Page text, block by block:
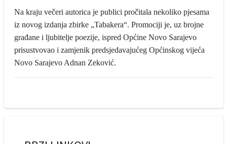
Na kraju večeri autorica je publici pročitala nekoliko pjesama
iz novog izdanja zbirke „Tabakera“. Promociji je, uz brojne
građane i ljubitelje poezije, ispred Općine Novo Sarajevo
prisustvovao i zamjenik predsjedavajućeg Općinskog vijeća
Novo Sarajevo Adnan Zeković.